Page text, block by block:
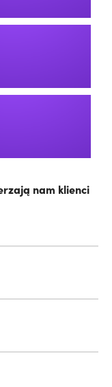
nam klienci